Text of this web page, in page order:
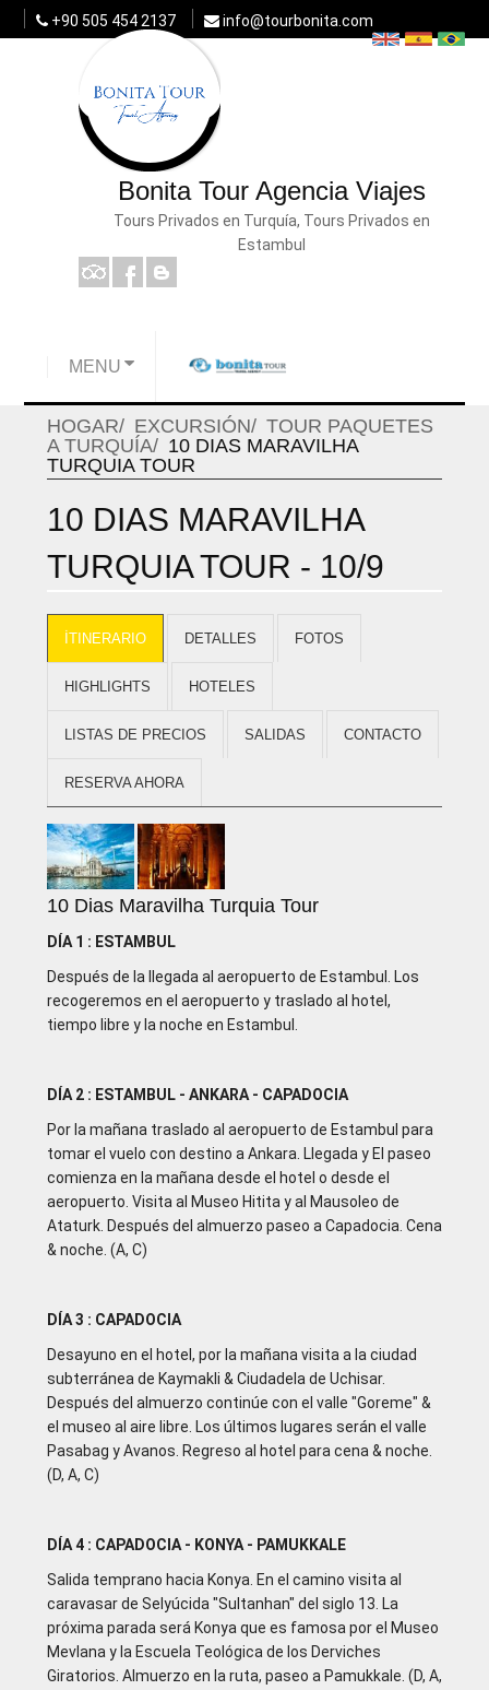
+90 505 454 2137 info@tourbonita.com
Bonita Tour Agencia Viajes
Tours Privados en Turquía, Tours Privados en
Estambul
MENU
HOGAR EXCURSIÓN
TOUR PAQUETES
A TURQUÍA
10 DIAS MARAVILHA
TURQUIA TOUR
10 DIAS MARAVILHA
TURQUIA TOUR - 10/9
İTINERARIO DETALLES FOTOS
HIGHLIGHTS HOTELES
LISTAS DE PRECIOS SALIDAS CONTACTO
RESERVA AHORA
10 Dias Maravilha Turquia Tour
DÍA 1 : ESTAMBUL
Después de la llegada al aeropuerto de Estambul. Los
recogeremos en el aeropuerto y traslado al hotel,
tiempo libre y la noche en Estambul.
DÍA 2 : ESTAMBUL - ANKARA - CAPADOCIA
Por la mañana traslado al aeropuerto de Estambul para
tomar el vuelo con destino a Ankara. Llegada y El paseo
comienza en la mañana desde el hotel o desde el
aeropuerto. Visita al Museo Hitita y al Mausoleo de
Ataturk. Después del almuerzo paseo a Capadocia. Cena
& noche. (A, C)
DÍA 3 : CAPADOCIA
Desayuno en el hotel, por la mañana visita a la ciudad
subterránea de Kaymakli & Ciudadela de Uchisar.
Después del almuerzo continúe con el valle "Goreme" &
el museo al aire libre. Los últimos lugares serán el valle
Pasabag y Avanos. Regreso al hotel para cena & noche.
(D, A, C)
DÍA 4 : CAPADOCIA - KONYA - PAMUKKALE
Salida temprano hacia Konya. En el camino visita al
caravasar de Selyúcida "Sultanhan" del siglo 13. La
próxima parada será Konya que es famosa por el Museo
Mevlana y la Escuela Teológica de los Derviches
Giratorios. Almuerzo en la ruta, paseo a Pamukkale. (D, A,